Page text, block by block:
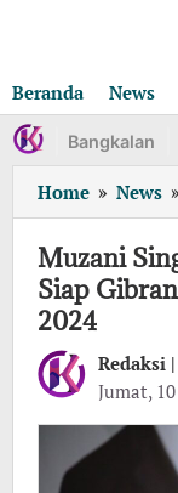
Beranda
News
Bangkalan
Home » News »
Muzani
Siap
2024
Redaksi |
Jumat,